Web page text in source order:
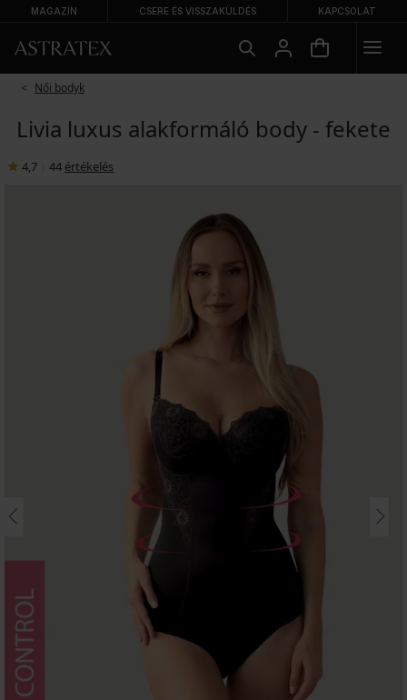
MAGAZIN CSERE ÉS VISSZAKÜLDÉS KAPCSOLAT
Női bodyk
Livia luxus alakformáló body - fekete
4,7 44 értékelés